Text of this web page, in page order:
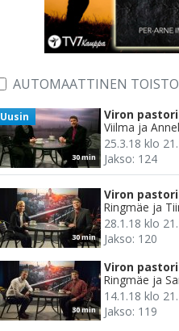
AUTOMAATTINEN TOISTO
30 min
Uusin Viron
Viilma ja
25.3.18 klo
Jakso: 124
30 min
Viron
Ringmäe ja
28.1.18 klo
Jakso: 120
30 min
Viron
Ringmäe ja
14.1.18 klo
Jakso: 119